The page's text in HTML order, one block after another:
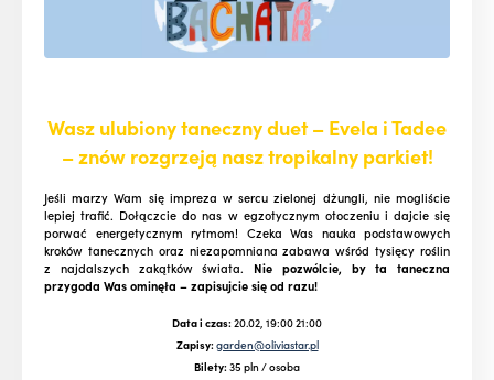
Wasz ulubiony taneczny duet – Evela i Tadee
– znów rozgrzeją nasz tropikalny parkiet!
Jeśli marzy Wam się impreza w sercu zielonej dżungli, nie mogliście
lepiej trafić. Dołączcie do nas w egzotycznym otoczeniu i dajcie się
porwać energetycznym rytmom! Czeka Was nauka podstawowych
kroków tanecznych oraz niezapomniana zabawa wśród tysięcy roślin
z najdalszych zakątków świata. Nie pozwólcie, by ta taneczna
przygoda Was ominęła – zapisujcie się od razu!
Data i czas:20.02, 19:00 21:00
Zapisy:garden@oliviastar.pl
Bilety:35 pln / osoba